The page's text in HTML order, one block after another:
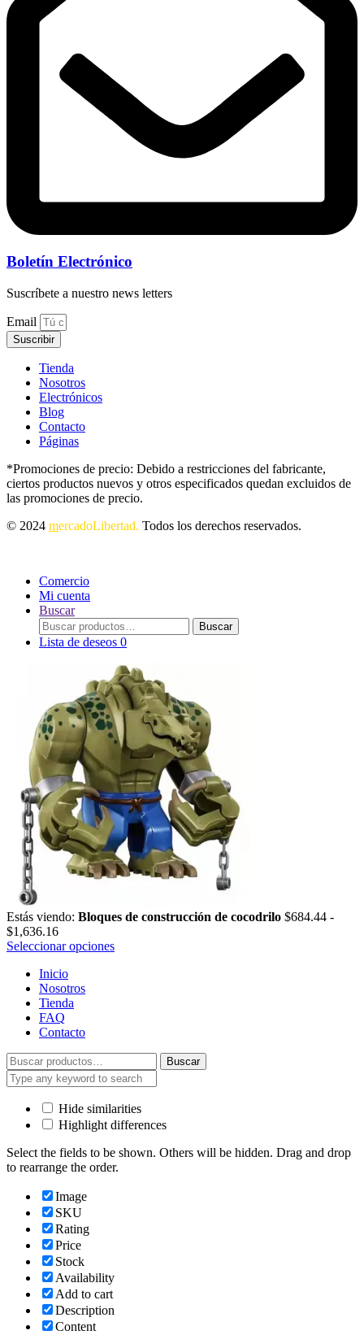
Boletín Electrónico
Suscríbete a nuestro news letters
Email
Suscribir
Tienda
Nosotros
Electrónicos
Blog
Contacto
Páginas
*Promociones de precio: Debido a restricciones del fabricante,
ciertos productos nuevos y otros especificados quedan excluidos de
las promociones de precio.
© 2024 mercadoLibertad. Todos los derechos reservados.
Comercio
Mi cuenta
Buscar
Buscar
por:
Buscar
Lista de deseos 0
Estás viendo: Bloques de construcción de cocodrilo $684.44 -
$1,636.16Rango
de
desde
$684.44
hasta
$1,636.16
Seleccionar opciones
Inicio
Nosotros
Tienda
FAQ
Contacto
Buscar
por:
Buscar
Hide similarities
Highlight differences
Select the fields to be shown. Others will be hidden. Drag and drop
to rearrange the order.
Image
SKU
Rating
Price
Stock
Availability
Add to cart
Description
Content